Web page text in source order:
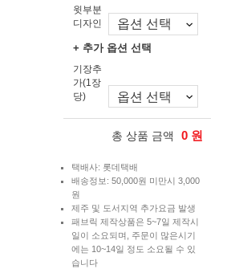
윗부분
디자인
+ 추가 옵션 선택
기장추
가(1장
당)
총 상품 금액 0 원
택배사: 롯데택배
배송정보: 50,000원 미만시 3,000
원
제주 및 도서지역 추가요금 발생
패브릭 제작상품은 5~7일 제작시
일이 소요되며, 주문이 많은시기
에는 10~14일 정도 소요될 수 있
습니다